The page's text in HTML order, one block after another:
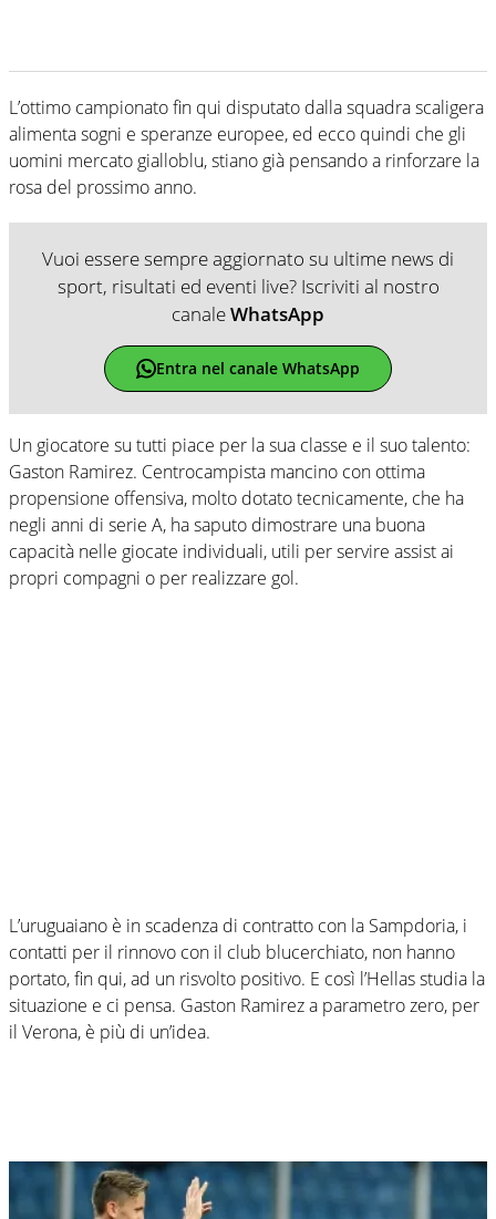
L’ottimo campionato fin qui disputato dalla squadra scaligera
alimenta sogni e speranze europee, ed ecco quindi che gli
uomini mercato gialloblu, stiano già pensando a rinforzare la
rosa del prossimo anno.
Vuoi essere sempre aggiornato su ultime news di
sport, risultati ed eventi live? Iscriviti al nostro
canaleWhatsApp
Entra nel canale WhatsApp
Un giocatore su tutti piace per la sua classe e il suo talento:
Gaston Ramirez. Centrocampista mancino con ottima
propensione offensiva, molto dotato tecnicamente, che ha
negli anni di serie A, ha saputo dimostrare una buona
capacità nelle giocate individuali, utili per servire assist ai
propri compagni o per realizzare gol.
L’uruguaiano è in scadenza di contratto con la Sampdoria, i
contatti per il rinnovo con il club blucerchiato, non hanno
portato, fin qui, ad un risvolto positivo. E così l’Hellas studia la
situazione e ci pensa. Gaston Ramirez a parametro zero, per
il Verona, è più di un’idea.